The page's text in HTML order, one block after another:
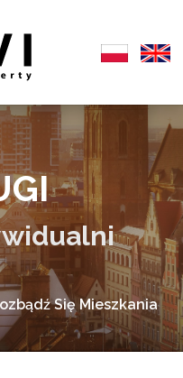
Się Mieszkania